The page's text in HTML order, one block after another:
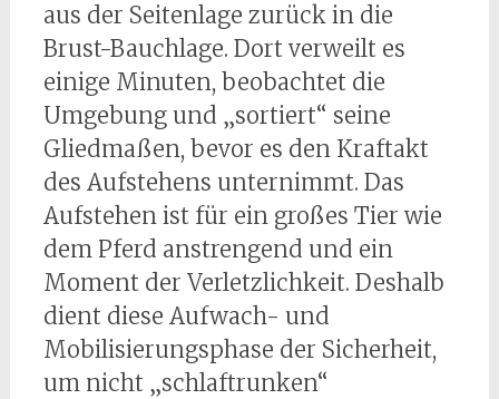
aus der Seitenlage zurück in die
Brust-Bauchlage. Dort verweilt es
einige Minuten, beobachtet die
Umgebung und „sortiert“ seine
Gliedmaßen, bevor es den Kraftakt
des Aufstehens unternimmt. Das
Aufstehen ist für ein großes Tier wie
dem Pferd anstrengend und ein
Moment der Verletzlichkeit. Deshalb
dient diese Aufwach- und
Mobilisierungsphase der Sicherheit,
um nicht „schlaftrunken“